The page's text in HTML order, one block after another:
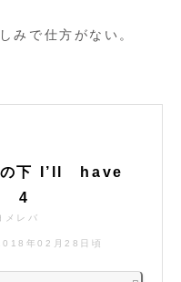
みで仕方がない。
の下 I’ll have
4
メレバ
年02月28日頃